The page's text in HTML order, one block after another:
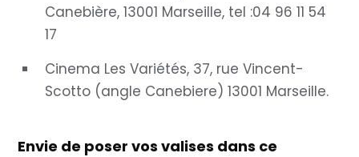
Canebière, 13001 Marseille, tel :04 96 11 54
17
Cinema Les Variétés, 37, rue Vincent-
Scotto (angle Canebiere) 13001 Marseille.
Envie de poser vos valises dans ce